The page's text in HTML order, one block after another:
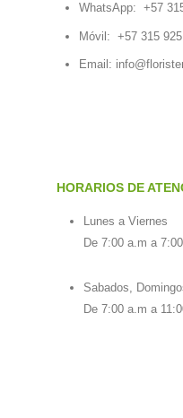
WhatsApp: +57
Móvil: +57 315
Email:
HORARIOS DE
Lunes a Viernes
De 7:00 a.m a
Sabados,
De 7:00 a.m a